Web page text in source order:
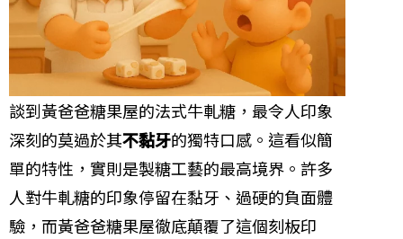
談到黃爸爸糖果屋的法式牛軋糖，最令人印象
深刻的莫過於其不黏牙的獨特口感。這看似簡
單的特性，實則是製糖工藝的最高境界。許多
人對牛軋糖的印象停留在黏牙、過硬的負面體
驗，而黃爸爸糖果屋徹底顛覆了這個刻板印